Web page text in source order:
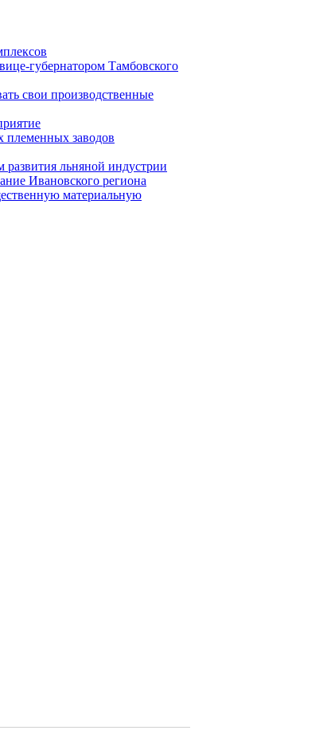
губернатором Тамбовского
свои производственные
племенных заводов
развития льняной индустрии
Ивановского региона
материальную